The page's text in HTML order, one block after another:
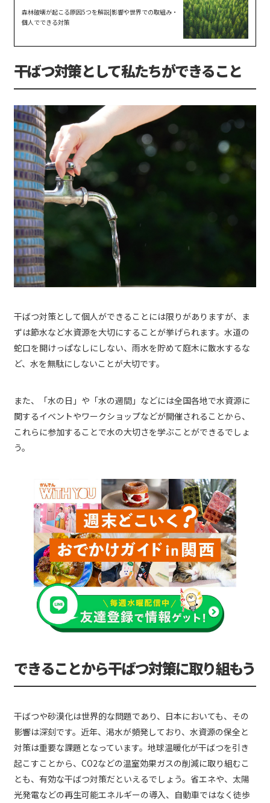
森林破壊が起こる原因5つを解説|影響や世界での取組み・
個人でできる対策
干ばつ対策として私たちができること
干ばつ対策として個人ができることには限りがありますが、ま
ずは節水など水資源を大切にすることが挙げられます。水道の
蛇口を開けっぱなしにしない、雨水を貯めて庭木に散水するな
ど、水を無駄にしないことが大切です。
また、「水の日」や「水の週間」などには全国各地で水資源に
関するイベントやワークショップなどが開催されることから、
これらに参加することで水の大切さを学ぶことができるでしょ
う。
できることから干ばつ対策に取り組もう
干ばつや砂漠化は世界的な問題であり、日本においても、その
影響は深刻です。近年、渇水が頻発しており、水資源の保全と
対策は重要な課題となっています。地球温暖化が干ばつを引き
起こすことから、CO2などの温室効果ガスの削減に取り組むこ
とも、有効な干ばつ対策だといえるでしょう。省エネや、太陽
光発電などの再生可能エネルギーの導入、自動車ではなく徒歩